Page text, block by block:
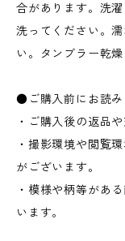
合があります。洗
洗ってください。
い。タンブラー乾
●ご購入前にお読み
・ご購入後の返品
・撮影環境や閲覧
がございます。
・模様や柄等があ
います。